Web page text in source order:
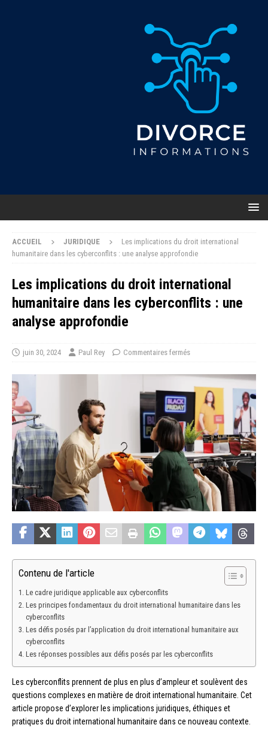
ACCUEIL JURIDIQUE
Les implications du droit international
humanitaire dans les cyberconflits : une analyse approfondie
Les implications du droit international
humanitaire dans les cyberconflits : une
analyse approfondie
juin 30, 2024 Paul Rey Commentaires fermés
Contenu de l'article
Le cadre juridique applicable aux cyberconflits
Les principes fondamentaux du droit international humanitaire dans les
cyberconflits
Les défis posés par l’application du droit international humanitaire aux
cyberconflits
Les réponses possibles aux défis posés par les cyberconflits
Les cyberconflits prennent de plus en plus d’ampleur et soulèvent des
questions complexes en matière de droit international humanitaire. Cet
article propose d’explorer les implications juridiques, éthiques et
pratiques du droit international humanitaire dans ce nouveau contexte.